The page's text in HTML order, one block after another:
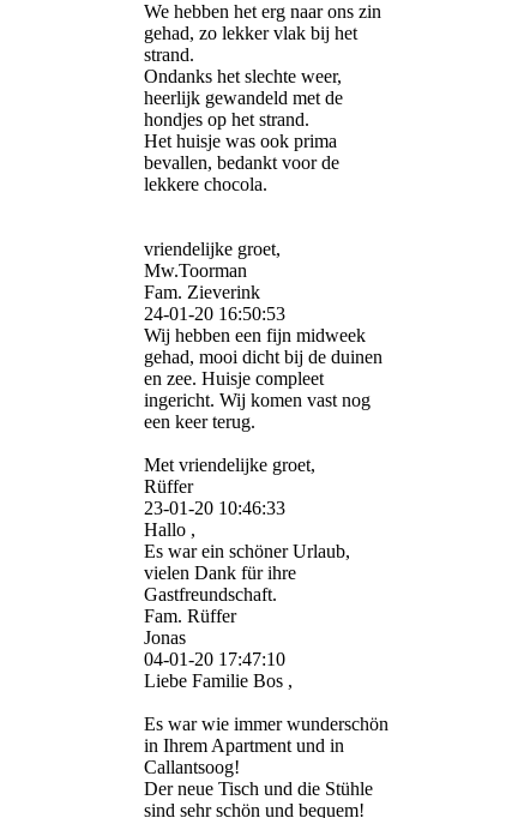
We hebben het erg naar ons zin
gehad, zo lekker vlak bij het
strand.
Ondanks het slechte weer,
heerlijk gewandeld met de
hondjes op het strand.
Het huisje was ook prima
bevallen, bedankt voor de
lekkere chocola.
vriendelijke groet,
Mw.Toorman
Fam. Zieverink
24-01-20 16:50:53
Wij hebben een fijn midweek
gehad, mooi dicht bij de duinen
en zee. Huisje compleet
ingericht. Wij komen vast nog
een keer terug.
Met vriendelijke groet,
Rüffer
23-01-20 10:46:33
Hallo ,
Es war ein schöner Urlaub,
vielen Dank für ihre
Gastfreundschaft.
Fam. Rüffer
Jonas
04-01-20 17:47:10
Liebe Familie Bos ,
Es war wie immer wunderschön
in Ihrem Apartment und in
Callantsoog!
Der neue Tisch und die Stühle
sind sehr schön und bequem!